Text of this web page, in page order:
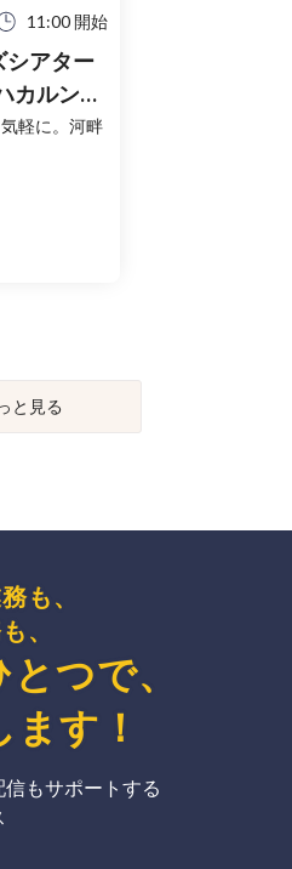
11:00 開始
シアター
カルン博
レルン博
−
軽に。河畔
と見る
も、
、
とつで、
ます ！
もサポートする